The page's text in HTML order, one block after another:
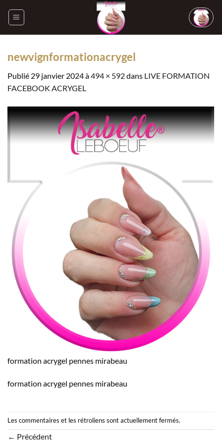
newvignformationacrygel
Publié 29 janvier 2024à494 × 592dans LIVE FORMATION
FACEBOOK ACRYGEL
formation acrygel pennes mirabeau
formation acrygel pennes mirabeau
Les commentaires et les rétroliens sont actuellement fermés.
← Précédent